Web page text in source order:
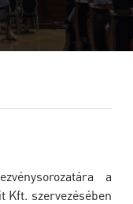
a
Kft. szervezésében